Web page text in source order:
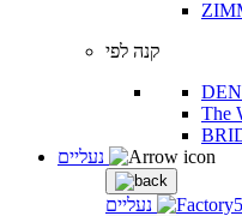
קנה לפי
The
נעליים